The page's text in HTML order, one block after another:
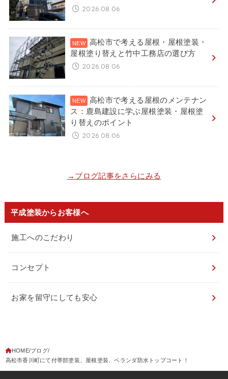
2026.08.06
高松市で考える屋根・屋根塗装・
屋根塗り替えと竹中工務店の選び方
2026.08.06
高松市で考える屋根のメンテナン
ス：鹿島建設に学ぶ屋根塗装・屋根塗
り替えのポイント
2026.08.06
→ブログ記事をさらにみる
平成塗装からお客様へ
施工へのこだわり
コンセプト
お家を留守にしても安心
HOME ブログ
高松市香川町にて付帯部塗装、屋根塗装、ベランダ防水トップコート！